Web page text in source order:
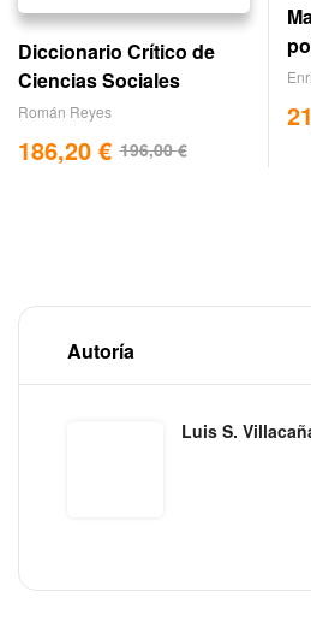
Diccionario Crítico de
Ciencias Sociales
Román Reyes
196,00€
186,20 €
Autoría
Luis S.